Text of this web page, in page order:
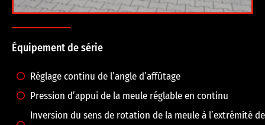
Équipement de série
Réglage continu de l’angle d’affûtage
Pression d’appui de la meule réglable en continu
Inversion du sens de rotation de la meule à l’extrémité de